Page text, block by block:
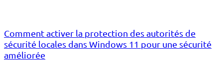
Comment activer la protection des autorités de
sécurité locales dans Windows 11 pour une sécurité
améliorée